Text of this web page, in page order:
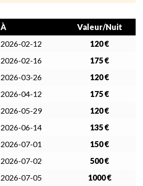
À
Valeur/Nuit
2026-02-12
120 €
2026-02-16
175 €
2026-03-26
120 €
2026-04-12
175 €
2026-05-29
120 €
2026-06-14
135 €
2026-07-01
150 €
2026-07-02
500 €
2026-07-05
1000 €